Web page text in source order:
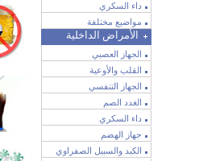
داء السكري
مواضيع مختلفة
الأمراض الداخلية
الجهاز العصبي
القلب والأوعية
الجهاز التنفسي
الغدد الصم
داء السكري
جهاز الهضم
الكبد والسبيل الصفراوي